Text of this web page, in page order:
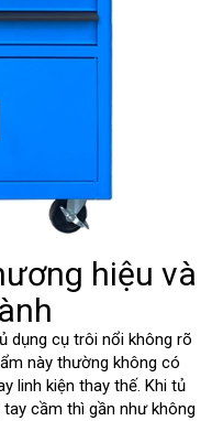
hiệu và
dụng cụ trôi nổi không rõ
này thường không có
linh kiện thay thế. Khi tủ
cầm thì gần như không